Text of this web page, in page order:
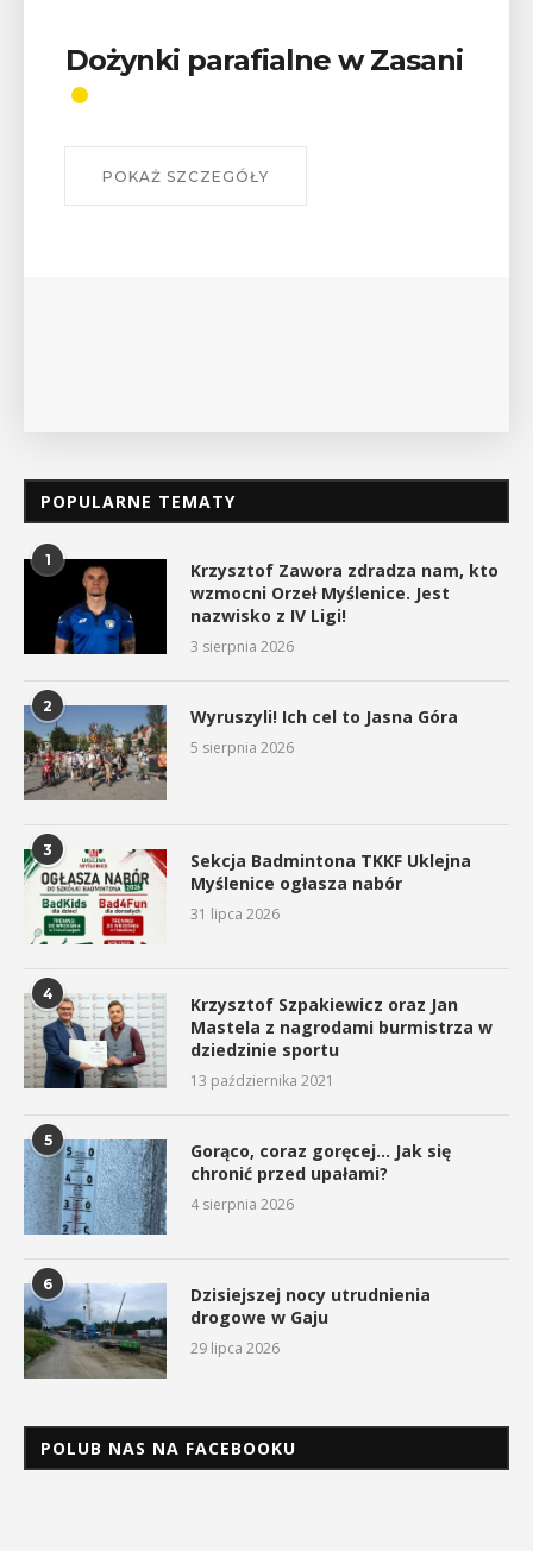
Dożynki parafialne w Zasani
POKAŻ SZCZEGÓŁY
POPULARNE TEMATY
1
Krzysztof Zawora zdradza nam, kto
wzmocni Orzeł Myślenice. Jest
nazwisko z IV Ligi!
3 sierpnia 2026
2 Wyruszyli! Ich cel to Jasna Góra
5 sierpnia 2026
3
Sekcja Badmintona TKKF Uklejna
Myślenice ogłasza nabór
31 lipca 2026
4
Krzysztof Szpakiewicz oraz Jan
Mastela z nagrodami burmistrza w
dziedzinie sportu
13 października 2021
5
Gorąco, coraz goręcej… Jak się
chronić przed upałami?
4 sierpnia 2026
6
Dzisiejszej nocy utrudnienia
drogowe w Gaju
29 lipca 2026
POLUB NAS NA FACEBOOKU